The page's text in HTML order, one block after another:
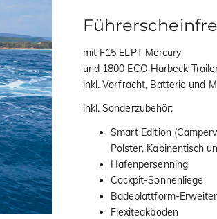
mit F15 ELPT Mercury
und 1800 ECO Harbeck-
inkl. Vorfracht, Batterie und
inkl. Sonderzubehör:
Smart Edition
Polster, Kabinentisch
Hafenpersenning
Cockpit-Sonnenliege
Badeplattform-
Flexiteakboden